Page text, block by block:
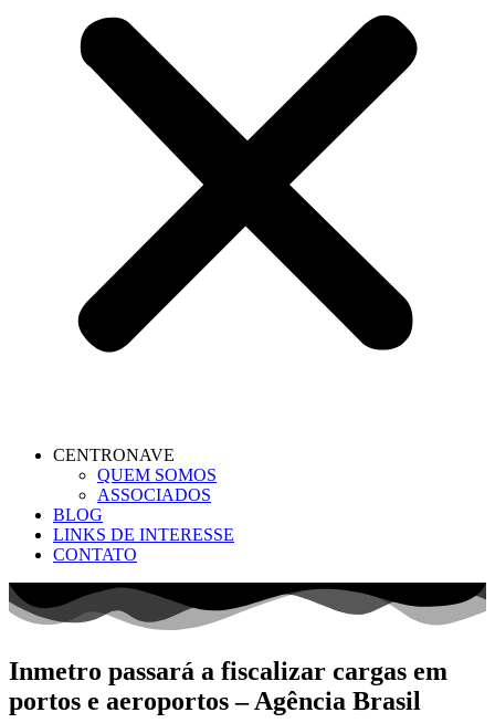
CENTRONAVE
QUEM SOMOS
ASSOCIADOS
BLOG
LINKS DE INTERESSE
CONTATO
Inmetro passará a fiscalizar cargas em
portos e aeroportos – Agência Brasil